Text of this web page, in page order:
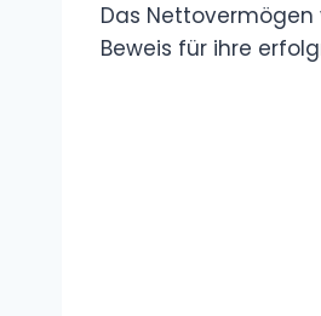
Das Nettovermögen
Beweis für ihre